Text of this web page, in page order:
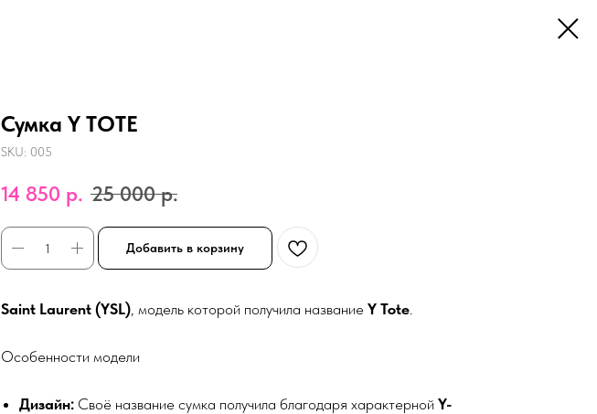
Сумка Y TOTE
SKU: 005
14 850 р. 25 000 р.
Добавить в корзину
Saint Laurent (YSL) , модель которой получила название Y Tote
Особенности модели
Дизайн: Своё название сумка получила благодаря характерной Y-